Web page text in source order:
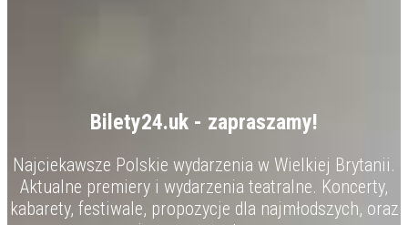
Bilety24.uk - zapraszamy!
Najciekawsze Polskie wydarzenia w Wielkiej Brytanii.
Aktualne premiery i wydarzenia teatralne. Koncerty,
kabarety, festiwale, propozycje dla najmłodszych, oraz